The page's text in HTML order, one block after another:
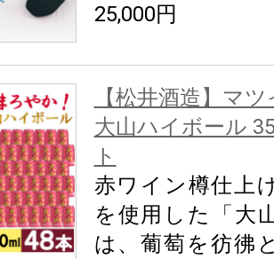
25,000円
【松井酒造】マ
大山ハイボール
ト
赤ワイン樽仕上
を使用した「大
は、葡萄を彷彿